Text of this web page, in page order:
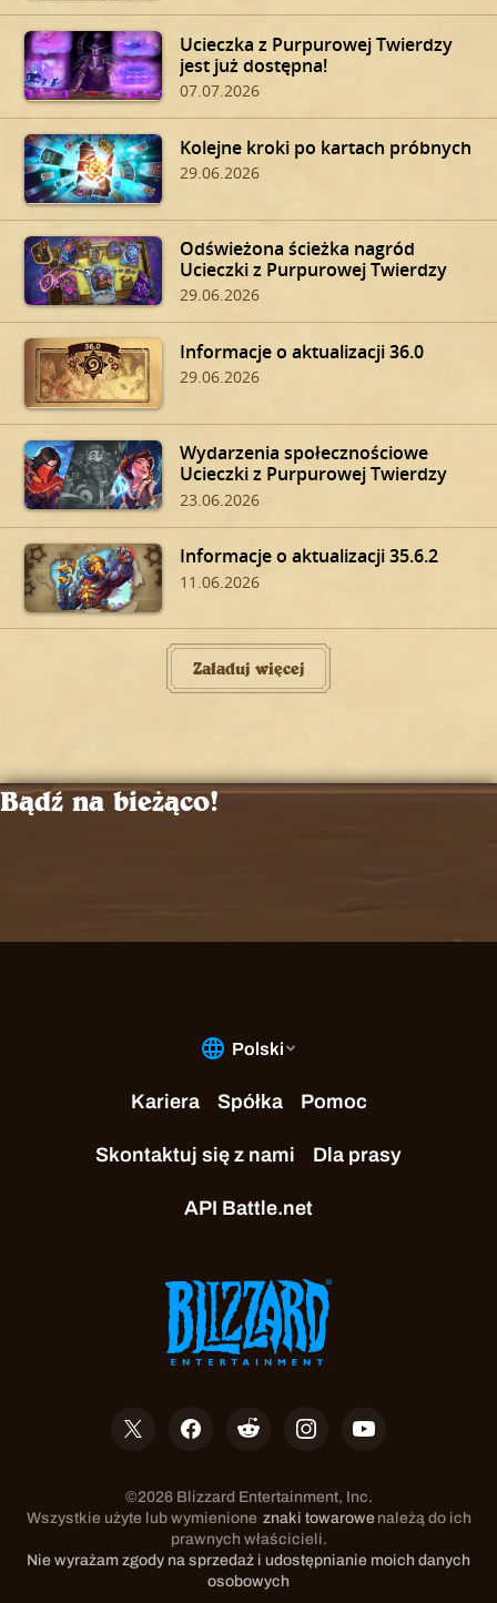
Ucieczka z Purpurowej Twierdzy
jest już dostępna!
07.07.2026
Kolejne kroki po kartach próbnych
29.06.2026
Odświeżona ścieżka nagród
Ucieczki z Purpurowej Twierdzy
29.06.2026
Informacje o aktualizacji 36.0
29.06.2026
Wydarzenia społecznościowe
Ucieczki z Purpurowej Twierdzy
23.06.2026
Informacje o aktualizacji 35.6.2
11.06.2026
Załaduj więcej
Bądź na bieżąco!